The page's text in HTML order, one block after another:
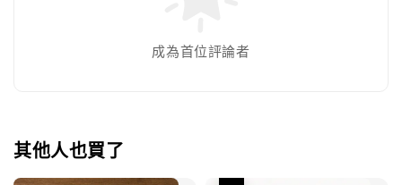
成為首位評論者
其他人也買了